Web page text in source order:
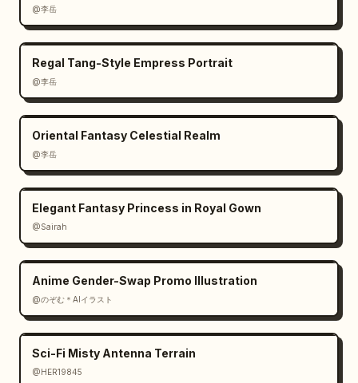
@李岳
Regal Tang-Style Empress Portrait
@李岳
Oriental Fantasy Celestial Realm
@李岳
Elegant Fantasy Princess in Royal Gown
@Sairah
Anime Gender-Swap Promo Illustration
@のぞむ＊AIイラスト
Sci-Fi Misty Antenna Terrain
@HER19845